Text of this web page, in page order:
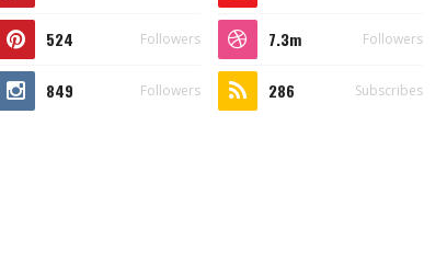
524 Followers 7.3m Followers
849 Followers 286 Subscribes